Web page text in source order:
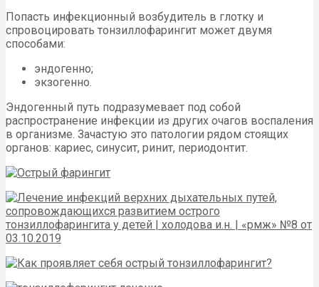
Попасть инфекционный возбудитель в глотку и
спровоцировать тонзиллофарингит может двумя
способами:
эндогенно;
экзогенно.
Эндогенный путь подразумевает под собой
распространение инфекции из других очагов воспаления
в организме. Зачастую это патологии рядом стоящих
органов: кариес, синусит, ринит, периодонтит.